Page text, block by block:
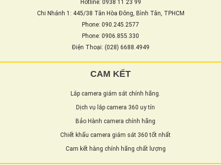
Hotline: 0938 11 23 99
Chi Nhánh 1: 445/38 Tân Hòa Đông, Bình Tân, TPHCM
Phone: 090.245.2577
Phone: 0906.855.330
Điện Thoại: (028) 6688.4949
CAM KẾT
Lắp camera giám sát chính hãng.
Dịch vụ lắp camera 360 uy tín
Bảo Hành camera chính hãng
Chiết khấu camera giám sát 360 tốt nhất
Cam kết hàng chính hãng chất lượng